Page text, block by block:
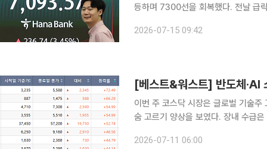
등하며 7300선을 회복했다. 전날 급
2026-07-15 09:42
[베스트&워스트] 반도체·AI
이번 주 코스닥 시장은 글로벌 기술
숨 고르기 양상을 보였다. 장내 수급
가 보류 이슈가 잔존한 바이오 섹터는
2026-07-11 06:00